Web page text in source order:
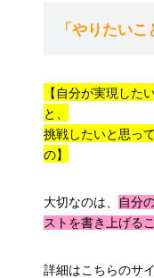
「やりたい
【自分が実現した
と、
挑戦したいと思っ
の】
大切なのは、
自分
ストを書き上げる
詳細はこちらのサ